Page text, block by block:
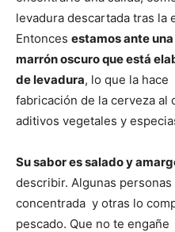
levadura descartada tras la
Entonces estamos ante
marrón oscuro que está
de levadura, lo que la
fabricación de la cerveza al
aditivos vegetales y
Su sabor es salado y
describir. Algunas
concentrada y otras lo
pescado. Que no te